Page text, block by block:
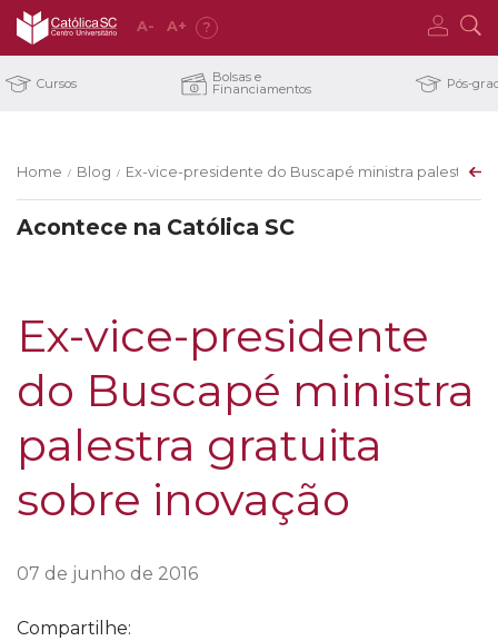
A- A+ ?
Cursos Bolsas e
Financiamentos Pós-
Home / Blog / Ex-vice-presidente do Buscapé ministra palestra
Acontece na Católica SC
Ex-vice-presidente
do Buscapé ministra
palestra gratuita
sobre inovação
07 de junho de 2016
Compartilhe: